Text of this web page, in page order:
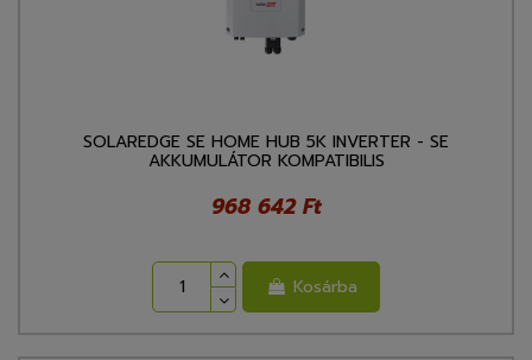
SOLAREDGE SE HOME HUB 5K INVERTER - SE
AKKUMULÁTOR KOMPATIBILIS
968 642 Ft
Kosárba